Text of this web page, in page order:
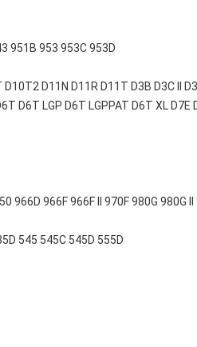
951B 953 953C 953D
D11N D11R D11T D3B D3C II
D6T LGP D6T LGPPAT D6T XL D7E
966D 966F 966F II 970F 980G 980G
545 545C 545D 555D